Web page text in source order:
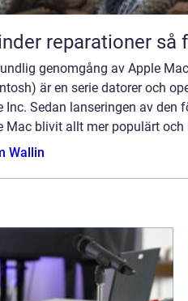
genomgång av Apple
är en serie datorer och
Inc. Sedan lanseringen av den
Mac blivit allt mer populärt och
Wallin